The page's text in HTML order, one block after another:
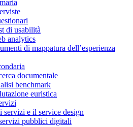
di usabilità
analytics
di mappatura dell’esperienza
documentale
benchmark
euristica
servizi e il service design
pubblici digitali